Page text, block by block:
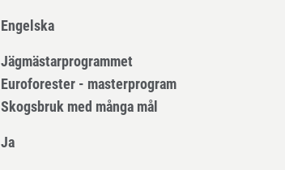
Engelska
Jägmästarprogrammet
Euroforester - masterprogram
Skogsbruk med många mål
Ja